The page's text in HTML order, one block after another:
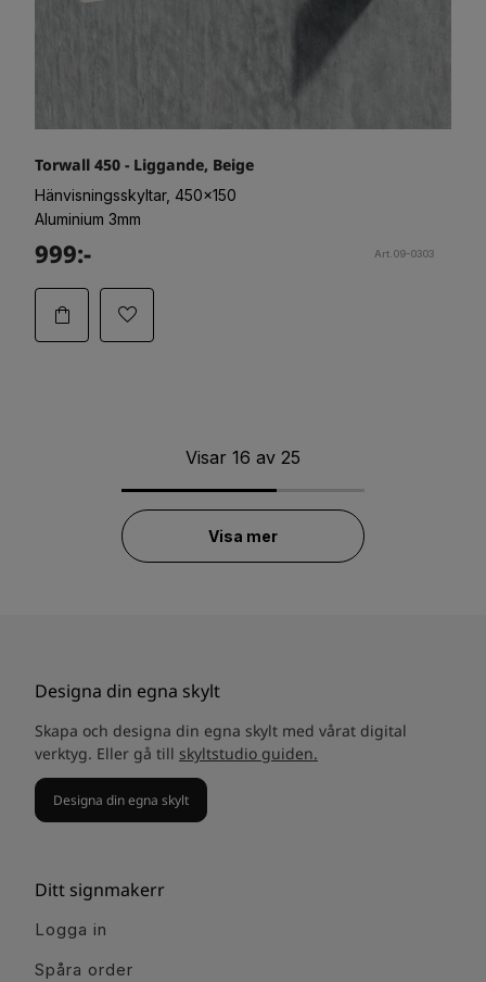
Torwall 450 - Liggande, Beige
Hänvisningsskyltar, 450x150
Aluminium 3mm
999:- Art.09-0303
Visar 16 av 25
Visa mer
Designa din egna skylt
Skapa och designa din egna skylt med vårat digital
verktyg. Eller gå till skyltstudio guiden.
Designa din egna skylt
Ditt signmakerr
Logga in
Spåra order